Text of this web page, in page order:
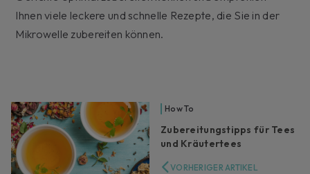
Ihnen viele leckere und schnelle Rezepte, die Sie in der
Mikrowelle zubereiten können.
How To
Zubereitungstipps für Tees
und Kräutertees
VORHERIGER ARTIKEL